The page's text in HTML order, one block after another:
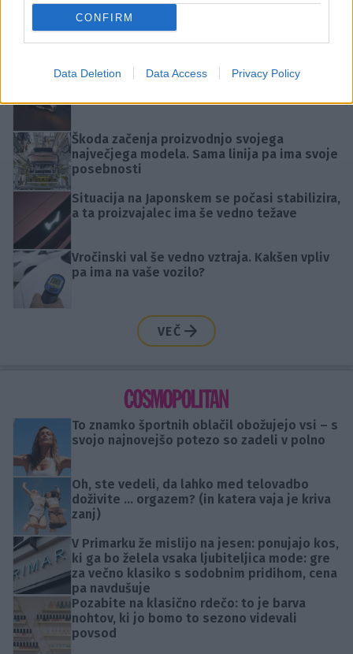
CONFIRM
Data Deletion Data Access Privacy Policy
Šest ikoničnih Ferrarijev in en vsiljivec gre
na dražbo. Zbiratelji so zagotovo zastrigli z
Novo: Mercedes-AMG GT 53 - Ne le surova
Škoda začenja proizvodnjo svojega
največjega modela. Sama linija pa ima svoje
posebnosti
Situacija na Japonskem se počasi stabilizira,
a ta proizvajalec ima še vedno težave
Vročinski val še vedno vztraja. Kakšen vpliv
pa ima na vaše vozilo?
VEČ
To znamko športnih oblačil obožujejo vsi – s
svojo najnovejšo potezo so zadeli v polno
Oh, ste vedeli, da lahko med telovadbo
doživite ... orgazem? (in katera vaja je kriva
zanj)
V Primarku že mislijo na jesen: ponujajo kos,
ki ga bo želela vsaka ljubiteljica mode: gre
za večno klasiko s sodobnim pridihom, cena
pa navdušuje
Pozabite na klasično rdečo: to je barva
nohtov, ki jo bomo to sezono videvali
povsod